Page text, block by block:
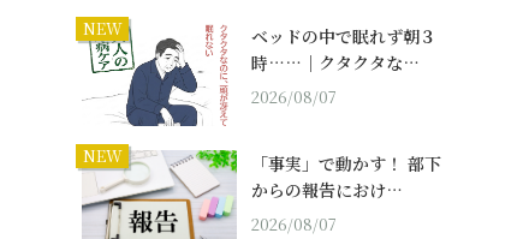
NEW
ベッドの中で眠れず朝３
時……｜クタクタな…
2026/08/07
NEW
「事実」で動かす！ 部下
からの報告におけ…
2026/08/07